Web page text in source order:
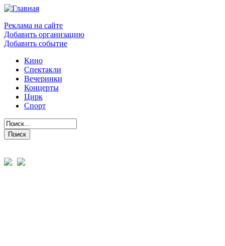
Реклама на сайте
Добавить организацию
Добавить событие
Кино
Спектакли
Вечеринки
Концерты
Цирк
Спорт